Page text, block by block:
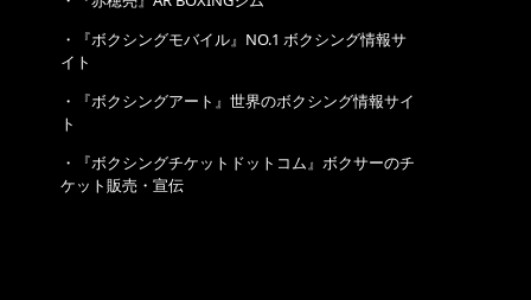
・
『ボクシングモバイル』NO.1 ボクシング情報サ
イト
・
『ボクシングアート』世界のボクシング情報サイ
ト
・
『ボクシングチケットドットコム』ボクサーのチ
ケット販売・宣伝